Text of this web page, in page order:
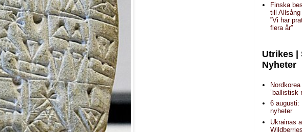
Finska
till
”Vi har
flera år”
Utrikes |
Nyheter
”ballistisk
6 augusti:
nyheter
Ukrainas